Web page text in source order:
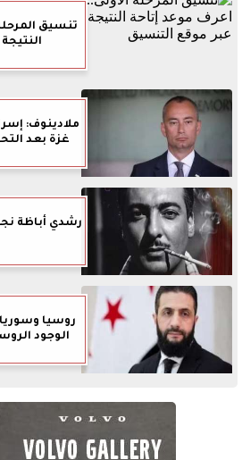
تنسيق
ملادينوف:
غزة بعد
رشدي أباظة
روسيا
الوجود